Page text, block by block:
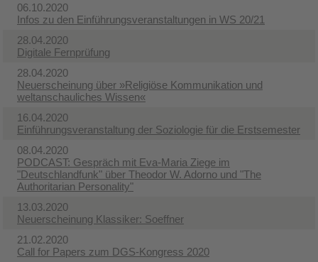
06.10.2020
Infos zu den Einführungsveranstaltungen in WS 20/21
28.04.2020
Digitale Fernprüfung
28.04.2020
Neuerscheinung über »Religiöse Kommunikation und
weltanschauliches Wissen«
16.04.2020
Einführungsveranstaltung der Soziologie für die Erstsemester
08.04.2020
PODCAST: Gespräch mit Eva-Maria Ziege im
"Deutschlandfunk" über Theodor W. Adorno und "The
Authoritarian Personality"
13.03.2020
Neuerscheinung Klassiker: Soeffner
21.02.2020
Call for Papers zum DGS-Kongress 2020